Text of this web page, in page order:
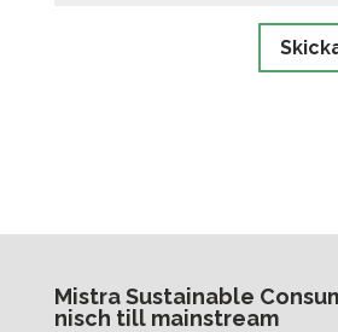
Mistra Sustainable
nisch till mainstream